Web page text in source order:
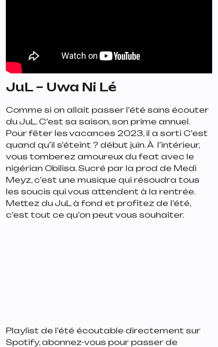
JuL – Uwa Ni Lé
Comme si on allait passer l’été sans écouter
du JuL. C’est sa saison, son prime annuel.
Pour fêter les vacances 2023, il a sorti C’est
quand qu’il s’éteint ? début juin. À l’intérieur,
vous tomberez amoureux du feat avec le
nigérian Obilisa. Sucré par la prod de Medi
Meyz, c’est une musique qui résoudra tous
les soucis qui vous attendent à la rentrée.
Mettez du JuL à fond et profitez de l’été,
c’est tout ce qu’on peut vous souhaiter.
Playlist de l’été écoutable directement sur
Spotify, abonnez-vous pour passer de